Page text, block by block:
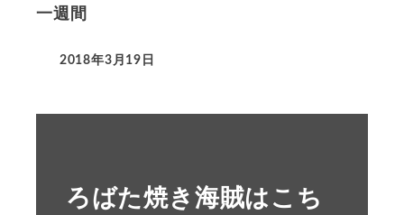
一週間
2018年3月19日
ろばた焼き海賊はこち